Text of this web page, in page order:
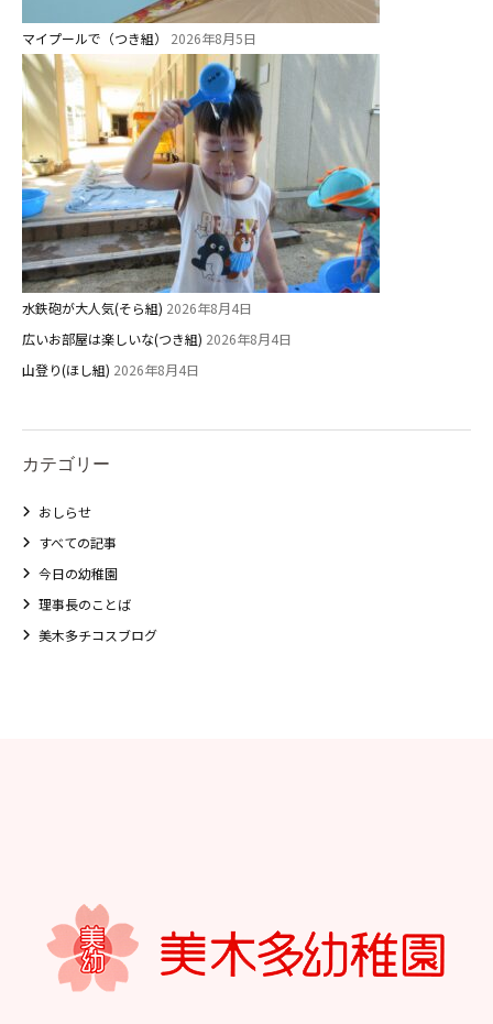
マイプールで（つき組） 2026年8月5日
水鉄砲が大人気(そら組) 2026年8月4日
広いお部屋は楽しいな(つき組) 2026年8月4日
山登り(ほし組) 2026年8月4日
カテゴリー
おしらせ
すべての記事
今日の幼稚園
理事長のことば
美木多チコスブログ